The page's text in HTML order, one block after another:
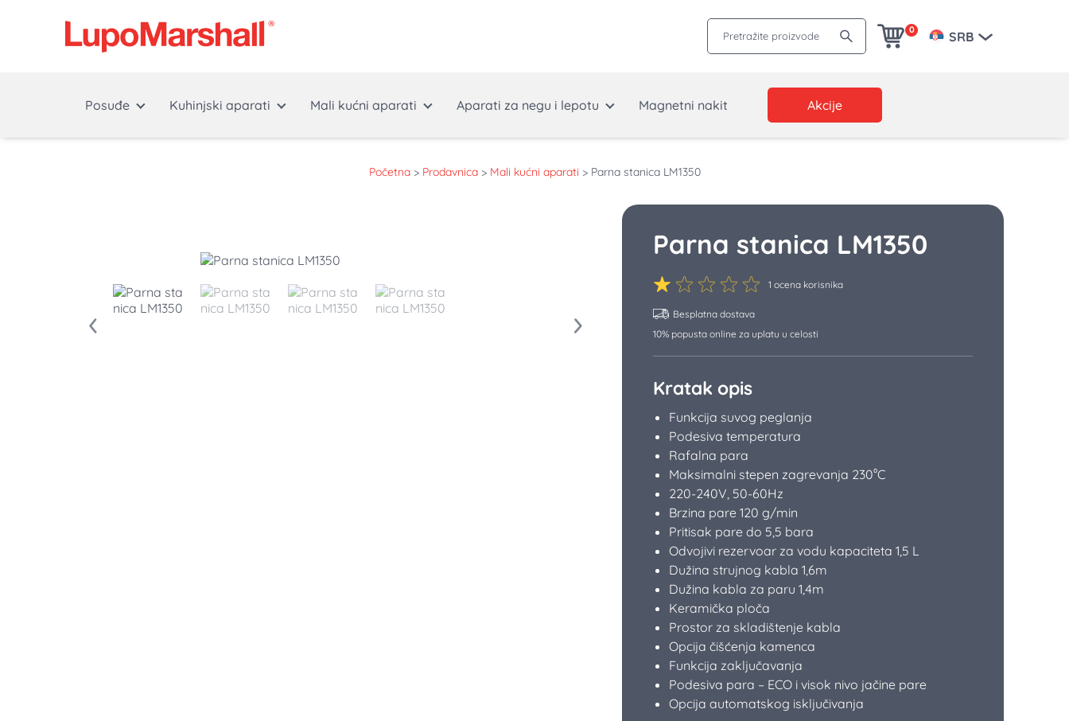
Pretražite proizvode 0 SRB
Posuđe Kuhinjski aparati Mali kućni aparati Aparati za negu i lepotu Magnetni nakit Akcije
Početna > Prodavnica > Mali kućni aparati > Parna stanica LM1350
Parna stanica LM1350
Besplatna dostava
10% popusta online za uplatu u celosti
1 ocena korisnika
Kratak opis
Funkcija suvog peglanja
Podesiva temperatura
Rafalna para
Maksimalni stepen zagrevanja 230⁰C
220-240V, 50-60Hz
Brzina pare 120 g/min
Pritisak pare do 5,5 bara
Odvojivi rezervoar za vodu kapaciteta 1,5 L
Dužina strujnog kabla 1,6m
Dužina kabla za paru 1,4m
Keramička ploča
Prostor za skladištenje kabla
Opcija čišćenja kamenca
Funkcija zaključavanja
Podesiva para – ECO i visok nivo jačine pare
Opcija automatskog isključivanja